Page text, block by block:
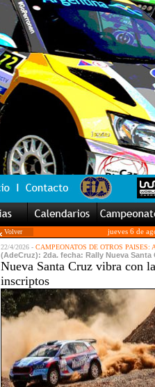
Volver
jueves 6 de
22/4/2026 - CAMPEONATOS DE OTROS PAISES:
(AdeCruz): 2da. fecha: Rally Nueva
Nueva Santa Cruz vibra con
inscriptos